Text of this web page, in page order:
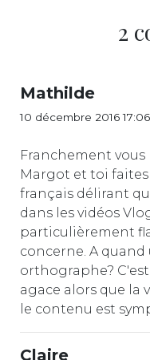
2
Mathilde
10 décembre 2016
Franchement
Margot et toi
français délirant
dans les vidéos
particulièrement
concerne. A
orthographe?
agace alors que la
le contenu est
Claire